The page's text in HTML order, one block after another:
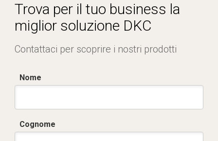
Trova per il tuo business la
miglior soluzione DKC
Contattaci per scoprire i nostri prodotti
Nome
Cognome